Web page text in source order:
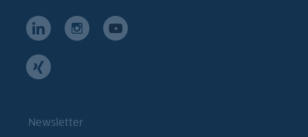
Newsletter